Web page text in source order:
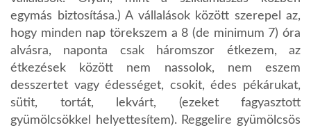
egymás biztosítása.) A vállalások között szerepel az,
hogy minden nap törekszem a 8 (de minimum 7) óra
alvásra, naponta csak háromszor étkezem, az
étkezések között nem nassolok, nem eszem
desszertet vagy édességet, csokit, édes pékárukat,
sütit, tortát, lekvárt, (ezeket fagyasztott
gyümölcsökkel helyettesítem). Reggelire gyümölcsös